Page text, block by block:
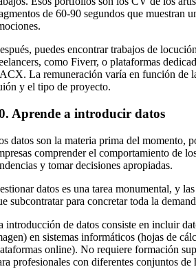
de 60-90 segundos que muestran
puedes encontrar trabajos de
como Fiverr, o plataformas
La remuneración varía en función de
y el tipo de proyecto.
Aprende a introducir datos
datos son la materia prima del momento,
comprender el comportamiento de
y tomar decisiones apropiadas.
datos es una tarea monumental, y
subcontratar para concretar toda la
introducción de datos consiste en incluir
en sistemas informáticos (hojas de
online). No requiere formación
profesionales con diferentes conjuntos de